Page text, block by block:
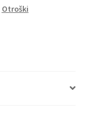
Otroški